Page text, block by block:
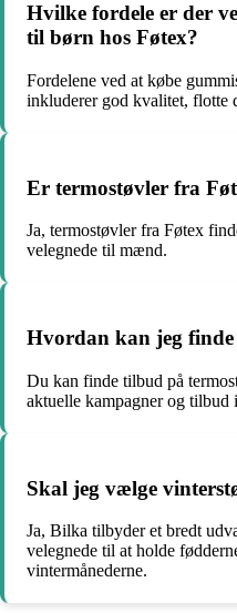
Hvilke fordele er der
til børn hos Føtex?
Fordelene ved at købe
inkluderer god kvalitet, flotte
Er termostøvler fra
Ja, termostøvler fra Føtex
velegnede til mænd.
Hvordan kan jeg
Du kan finde tilbud på
aktuelle kampagner og
Skal jeg vælge
Ja, Bilka tilbyder et bredt
velegnede til at holde
vintermånederne.